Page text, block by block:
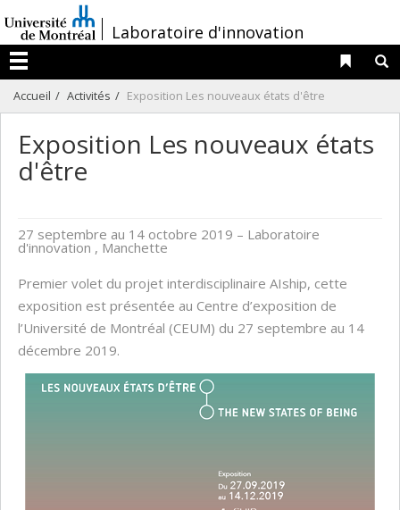
au
contenu
/Laboratoire d'innovation
Menu
Liens
Accueil Activités Exposition Les nouveaux états d'être
Exposition Les nouveaux états
d'être
27 septembre au 14 octobre 2019 – Laboratoire
d'innovation , Manchette
Premier volet du projet interdisciplinaire AIship, cette
exposition est présentée au Centre d’exposition de
l’Université de Montréal (CEUM) du 27 septembre au 14
décembre 2019.